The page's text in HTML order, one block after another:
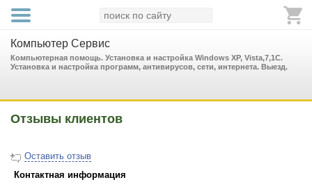
Компьютер Сервис
Компьютерная помощь. Установка и настройка Windows XP, Vista,7,1С.
Установка и настройка программ, антивирусов, сети, интернета. Выезд.
Отзывы клиентов
Оставить отзыв
Контактная информация